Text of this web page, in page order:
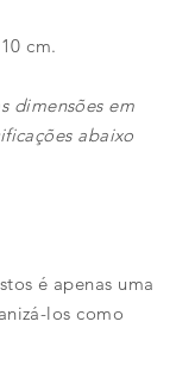
cm.
dimensões em
abaixo
é apenas uma
los como